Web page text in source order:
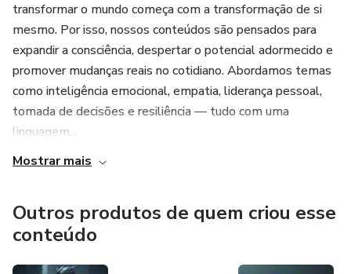
transformar o mundo começa com a transformação de si
mesmo. Por isso, nossos conteúdos são pensados para
expandir a consciência, despertar o potencial adormecido e
promover mudanças reais no cotidiano. Abordamos temas
como inteligência emocional, empatia, liderança pessoal,
tomada de decisões e resiliência — tudo com uma
linguagem...
Mostrar mais
Outros produtos de quem criou esse
conteúdo